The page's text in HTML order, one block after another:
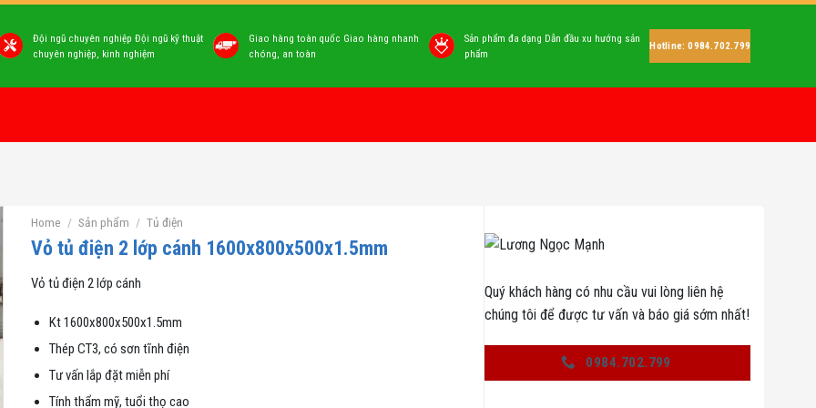
Đội ngũ chuyên nghiệp Đội ngũ kỹ thuật
chuyên nghiệp, kinh nghiệm
Giao hàng toàn quốc Giao hàng nhanh
chóng, an toàn
Sản phẩm đa dạng Dẫn đầu xu hướng sản
phẩm
Hotline: 0984.702.799
Home / Sản phẩm / Tủ điện
Vỏ tủ điện 2 lớp cánh 1600x800x500x1.5mm
Vỏ tủ điện 2 lớp cánh
Kt 1600x800x500x1.5mm
Thép CT3, có sơn tĩnh điện
Tư vấn lắp đặt miễn phí
Tính thẩm mỹ, tuổi thọ cao
Quý khách hàng có nhu cầu vui lòng liên hệ
chúng tôi để được tư vấn và báo giá sớm nhất!
0984.702.799